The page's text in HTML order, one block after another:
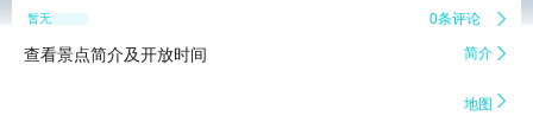
暂无点评 0条评论 
查看景点简介及开放时间 简介 
地图 